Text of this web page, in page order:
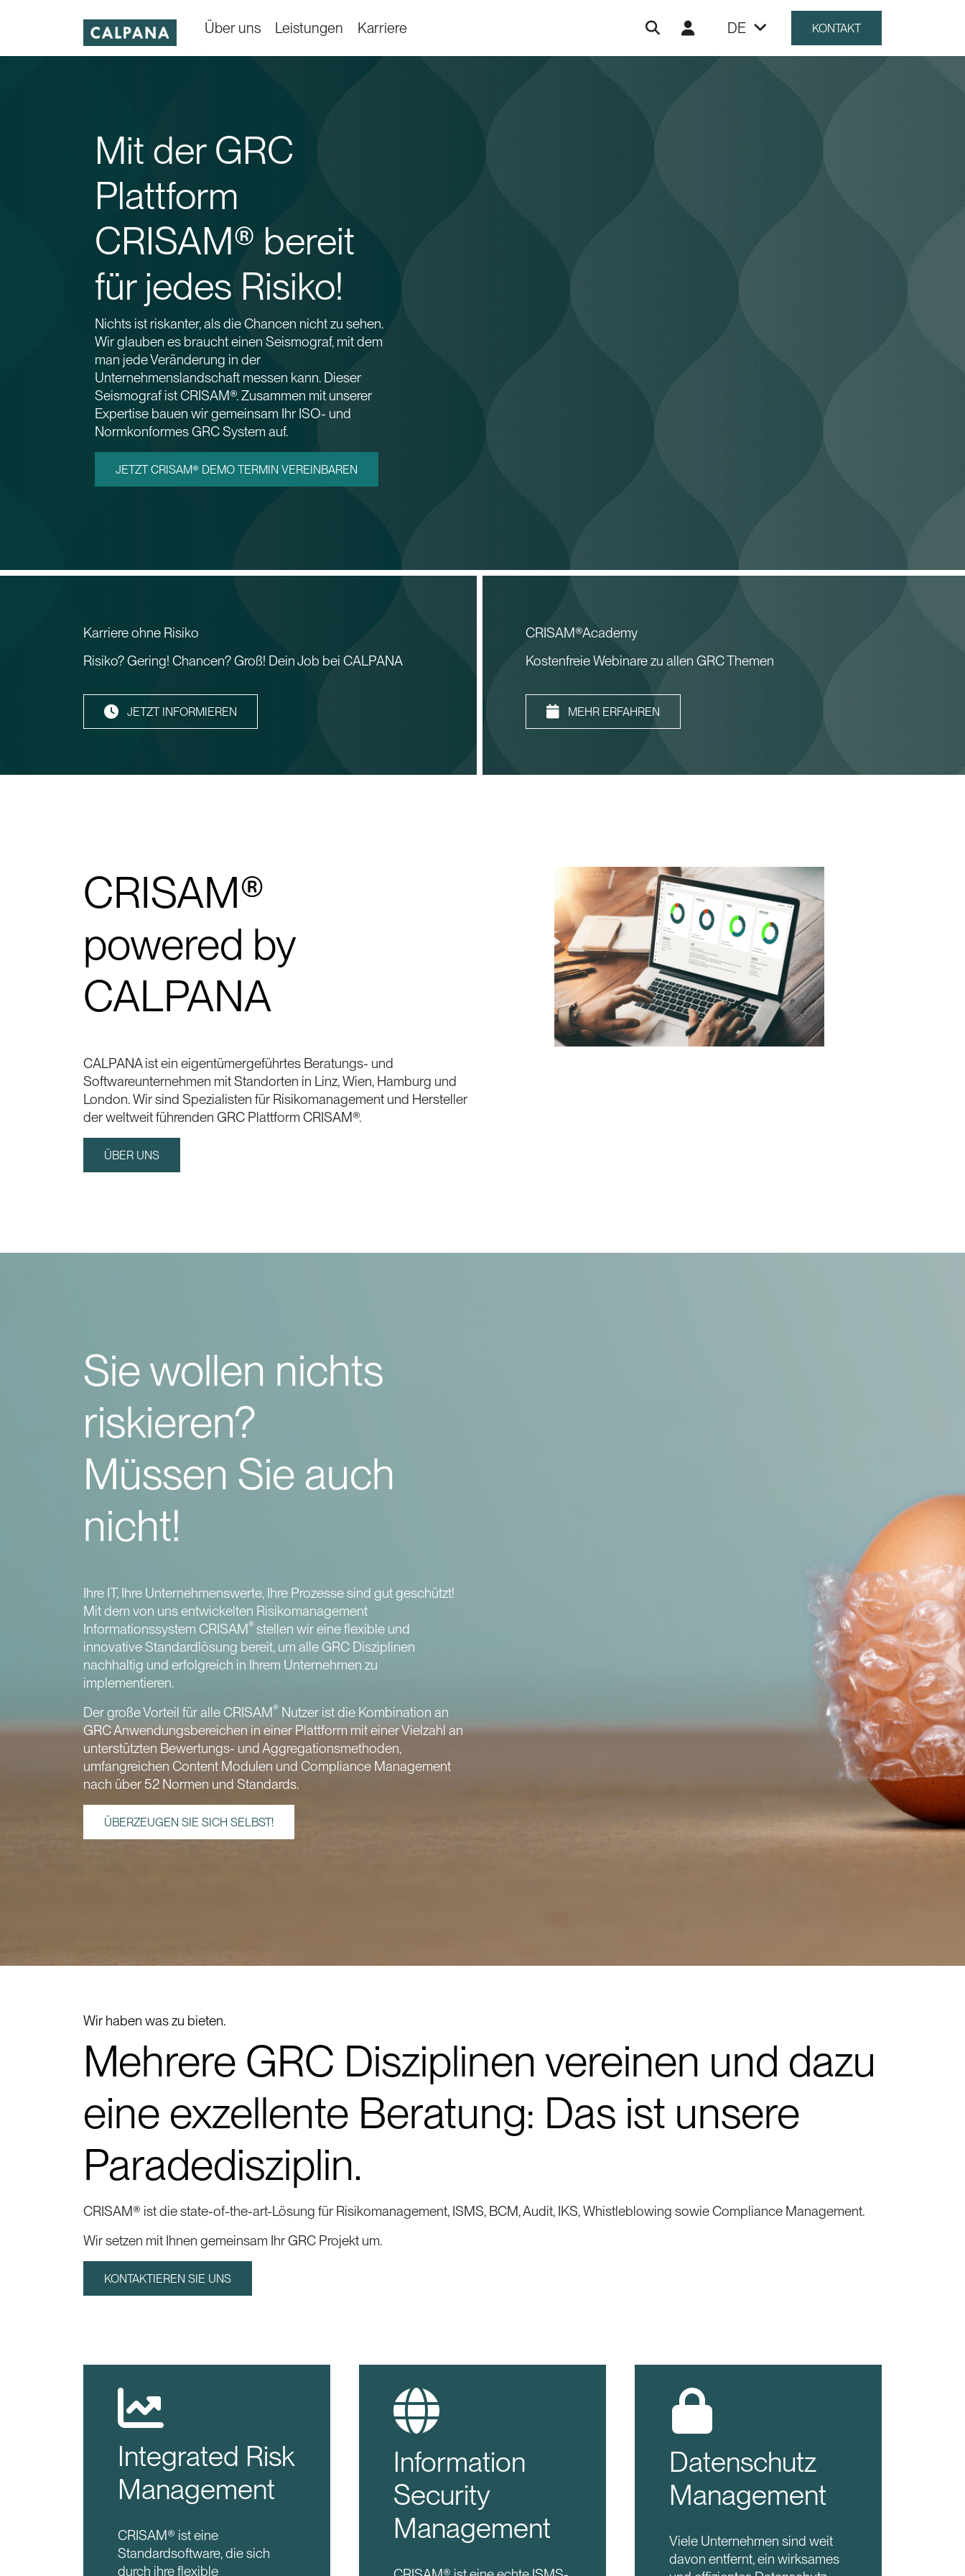
Über uns Leistungen Karriere DE KONTAKT
Mit der GRC
Plattform
CRISAM® bereit
für jedes Risiko!
Nichts ist riskanter, als die Chancen nicht zu sehen.
Wir glauben es braucht einen Seismograf, mit dem
man jede Veränderung in der
Unternehmenslandschaft messen kann. Dieser
Seismograf ist CRISAM®. Zusammen mit unserer
Expertise bauen wir gemeinsam Ihr ISO- und
Normkonformes GRC System auf.
JETZT CRISAM® DEMO TERMIN VEREINBAREN
Karriere ohne Risiko
Risiko? Gering! Chancen? Groß! Dein Job bei CALPANA
JETZT INFORMIEREN
CRISAM®Academy
Kostenfreie Webinare zu allen GRC Themen
MEHR ERFAHREN
CRISAM®
powered by
CALPANA
CALPANA ist ein eigentümergeführtes Beratungs- und
Softwareunternehmen mit Standorten in Linz, Wien, Hamburg und
London. Wir sind Spezialisten für Risikomanagement und Hersteller
der weltweit führenden GRC Plattform CRISAM®.
ÜBER UNS
Sie wollen nichts
riskieren?
Müssen Sie auch
nicht!
Ihre IT, Ihre Unternehmenswerte, Ihre Prozesse sind gut geschützt!
Mit dem von uns entwickelten Risikomanagement
Informationssystem CRISAM®stellen wir eine flexible und
innovative Standardlösung bereit, um alle GRC Disziplinen
nachhaltig und erfolgreich in Ihrem Unternehmen zu
implementieren.
Der große Vorteil für alle CRISAM® Nutzer ist die Kombination an
GRC Anwendungsbereichen in einer Plattform mit einer Vielzahl an
unterstützten Bewertungs- und Aggregationsmethoden,
umfangreichen Content Modulen und Compliance Management
nach über 52 Normen und Standards.
ÜBERZEUGEN SIE SICH SELBST!
Wir haben was zu bieten.
Mehrere GRC Disziplinen vereinen und dazu
eine exzellente Beratung: Das ist unsere
Paradedisziplin.
CRISAM® ist die state-of-the-art-Lösung für Risikomanagement, ISMS, BCM, Audit, IKS, Whistleblowing sowie Compliance Management.
Wir setzen mit Ihnen gemeinsam Ihr GRC Projekt um.
KONTAKTIEREN SIE UNS
Integrated Risk
Management
CRISAM® ist eine
Standardsoftware, die sich
durch ihre flexible
Information
Security
Management
Datenschutz
Management
Viele Unternehmen sind weit
davon entfernt, ein wirksames